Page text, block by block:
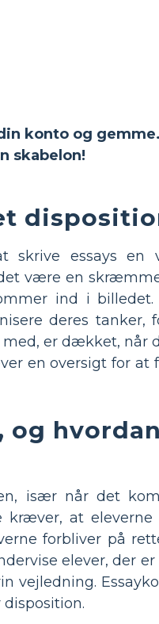
konto og
skabelon!
skrive essays
være en
ind i billedet.
deres tanker,
er dækket, når
en oversigt for
især når det
at eleverne
forbliver på
elever, der
vejledning.